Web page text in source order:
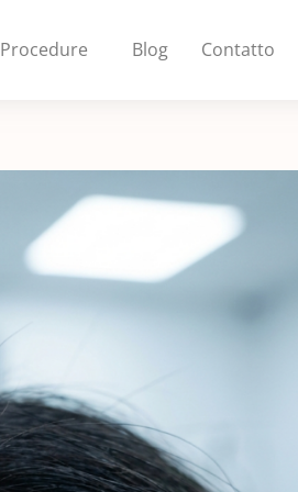
Procedure Blog Contatto